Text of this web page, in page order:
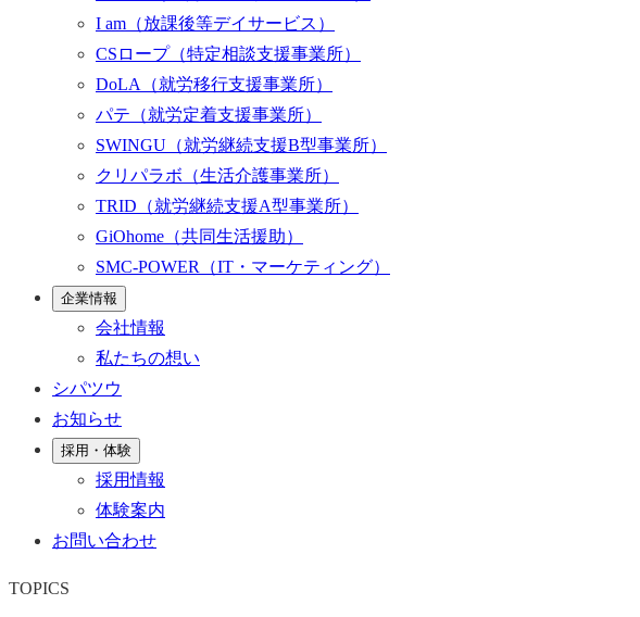
I am （放課後等デイサービス）
CSロープ（特定相談支援事業所）
DoLA
（就労移行支援事業所）
パテ （就労定着支援事業所）
SWINGU （就労継続支援B型事業所）
クリパラボ （生活介護事業所）
TRID （就労継続支援A型事業所）
GiOhome （共同生活援助）
SMC-POWER
（IT・マーケティング）
企業情報
会社情報
私たちの想い
シパツウ
お知らせ
採用・体験
採用情報
体験案内
お問い合わせ
TOPICS